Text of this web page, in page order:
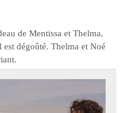
de Mentissa et Thelma,
est dégoûté. Thelma et Noé